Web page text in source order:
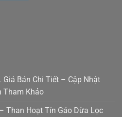
Bán Chi Tiết – Cập Nhật
Tham Khảo
Than Hoạt Tín Gáo Dừa Lọc